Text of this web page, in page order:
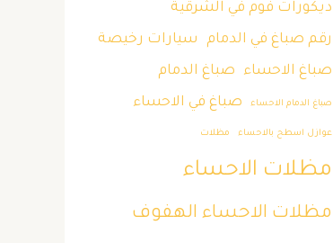
ديكورات فوم في الشرقية
رقم صباغ في الدمام سيارات رخيصة
صباغ الاحساء صباغ الدمام
صباغ الدمام الاحساء صباغ في الاحساء
عوازل اسطح بالاحساء مظلات
مظلات الاحساء
مظلات الاحساء الهفوف